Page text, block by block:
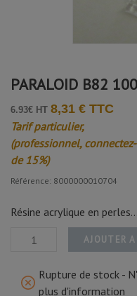
PARALOID B82
6.93€ HT 8,31 € TTC
Tarif particulier,
(professionnel,
de 15%)
Référence: 8000000010704
Résine acrylique en
AJOUTER
Rupture de stock -
plus d'information